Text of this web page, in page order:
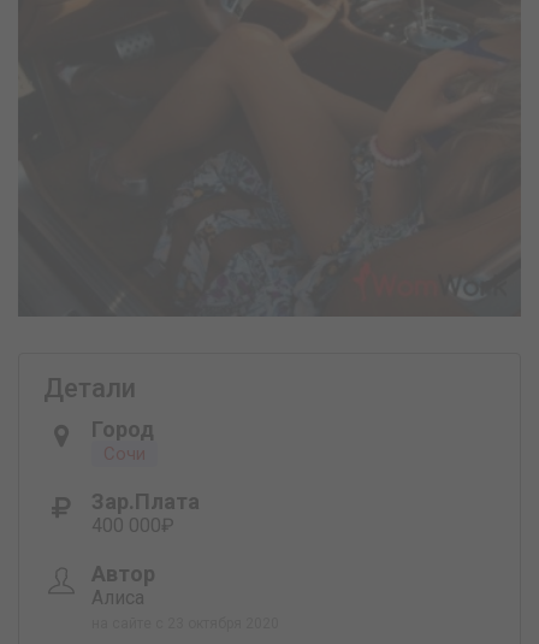
Детали
Город
Сочи
Зар.плата
400 000₽
Автор
Алиса